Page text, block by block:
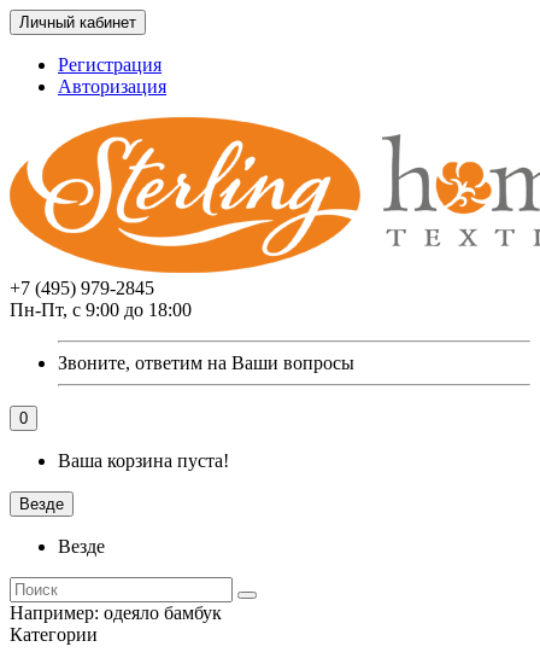
Личный кабинет
Регистрация
Авторизация
+7 (495) 979-2845
Пн-Пт, с 9:00 до 18:00
Звоните, ответим на Ваши вопросы
0
Ваша корзина пуста!
Везде
Везде
Например: одеяло бамбук
Категории